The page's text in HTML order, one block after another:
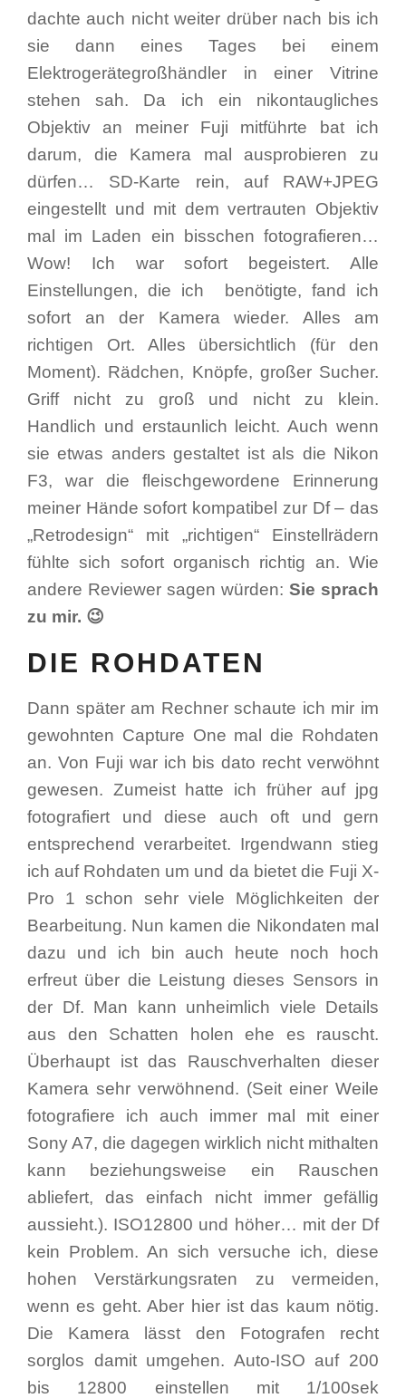
dachte auch nicht weiter drüber nach bis ich
sie dann eines Tages bei einem
Elektrogerätegroßhändler in einer Vitrine
stehen sah. Da ich ein nikontaugliches
Objektiv an meiner Fuji mitführte bat ich
darum, die Kamera mal ausprobieren zu
dürfen… SD-Karte rein, auf RAW+JPEG
eingestellt und mit dem vertrauten Objektiv
mal im Laden ein bisschen fotografieren…
Wow! Ich war sofort begeistert. Alle
Einstellungen, die ich benötigte, fand ich
sofort an der Kamera wieder. Alles am
richtigen Ort. Alles übersichtlich (für den
Moment). Rädchen, Knöpfe, großer Sucher.
Griff nicht zu groß und nicht zu klein.
Handlich und erstaunlich leicht. Auch wenn
sie etwas anders gestaltet ist als die Nikon
F3, war die fleischgewordene Erinnerung
meiner Hände sofort kompatibel zur Df – das
„Retrodesign“ mit „richtigen“ Einstellrädern
fühlte sich sofort organisch richtig an. Wie
andere Reviewer sagen würden: Sie sprach
zu mir. 😉
DIE ROHDATEN
Dann später am Rechner schaute ich mir im
gewohnten Capture One mal die Rohdaten
an. Von Fuji war ich bis dato recht verwöhnt
gewesen. Zumeist hatte ich früher auf jpg
fotografiert und diese auch oft und gern
entsprechend verarbeitet. Irgendwann stieg
ich auf Rohdaten um und da bietet die Fuji X-
Pro 1 schon sehr viele Möglichkeiten der
Bearbeitung. Nun kamen die Nikondaten mal
dazu und ich bin auch heute noch hoch
erfreut über die Leistung dieses Sensors in
der Df. Man kann unheimlich viele Details
aus den Schatten holen ehe es rauscht.
Überhaupt ist das Rauschverhalten dieser
Kamera sehr verwöhnend. (Seit einer Weile
fotografiere ich auch immer mal mit einer
Sony A7, die dagegen wirklich nicht mithalten
kann beziehungsweise ein Rauschen
abliefert, das einfach nicht immer gefällig
aussieht.). ISO12800 und höher… mit der Df
kein Problem. An sich versuche ich, diese
hohen Verstärkungsraten zu vermeiden,
wenn es geht. Aber hier ist das kaum nötig.
Die Kamera lässt den Fotografen recht
sorglos damit umgehen. Auto-ISO auf 200
bis 12800 einstellen mit 1/100sek